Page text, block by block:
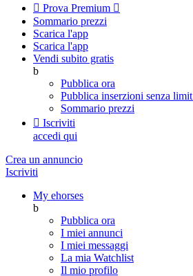
 Prova Premium 
Sommario prezzi
Scarica l'app
Scarica l'app
Vendi subito gratis
b
Pubblica ora
Pubblica inserzioni senza limit
Sommario prezzi
 Iscriviti
accedi qui
Crea un annuncio
Iscriviti
My ehorses
b
Pubblica ora
I miei annunci
I miei messaggi
La mia Watchlist
Il mio profilo